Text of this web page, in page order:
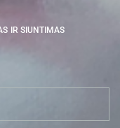
IR SIUNTIMAS